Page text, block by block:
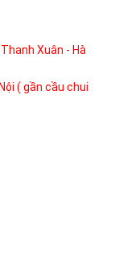
Xuân - Hà
( gần cầu chui